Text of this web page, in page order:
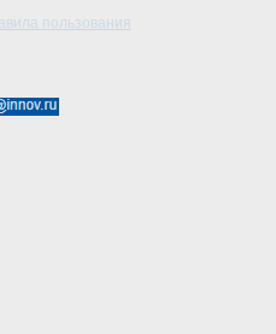
пользования